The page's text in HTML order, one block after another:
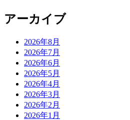
アーカイブ
2026年8月
2026年7月
2026年6月
2026年5月
2026年4月
2026年3月
2026年2月
2026年1月